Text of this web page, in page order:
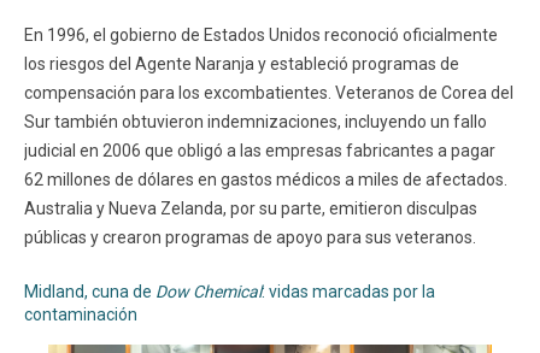
En 1996, el gobierno de Estados Unidos reconoció oficialmente
los riesgos del Agente Naranja y estableció programas de
compensación para los excombatientes. Veteranos de Corea del
Sur también obtuvieron indemnizaciones, incluyendo un fallo
judicial en 2006 que obligó a las empresas fabricantes a pagar
62 millones de dólares en gastos médicos a miles de afectados.
Australia y Nueva Zelanda, por su parte, emitieron disculpas
públicas y crearon programas de apoyo para sus veteranos.
Midland, cuna de Dow Chemical: vidas marcadas por la
contaminación